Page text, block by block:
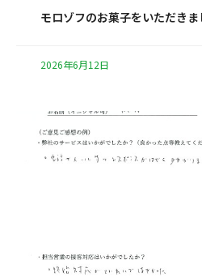
モロゾフのお菓子をいただきま
2026年6月12日